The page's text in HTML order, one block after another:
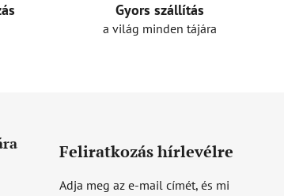
Gyors szállítás
a világ minden tájára
Feliratkozás hírlevélre
Adja meg az e-mail címét, és mi